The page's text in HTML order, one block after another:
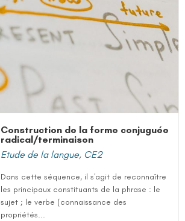
Construction de la forme conjuguée
radical/terminaison
Etude de la langue, CE2
Dans cette séquence, il s'agit de reconnaître
les principaux constituants de la phrase : le
sujet ; le verbe (connaissance des
propriétés...